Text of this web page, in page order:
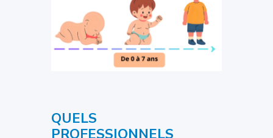
QUELS
PROFESSIONNELS